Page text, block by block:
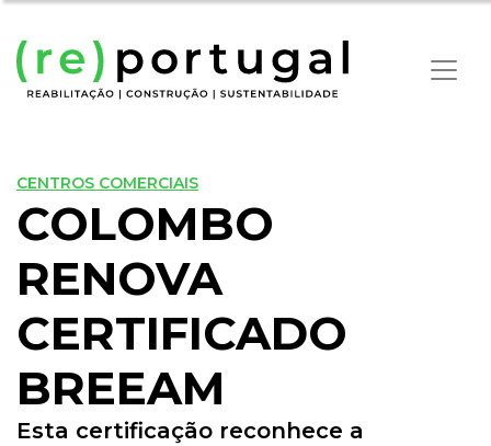
CENTROS COMERCIAIS
COLOMBO
RENOVA
CERTIFICADO
BREEAM
Esta certificação reconhece a